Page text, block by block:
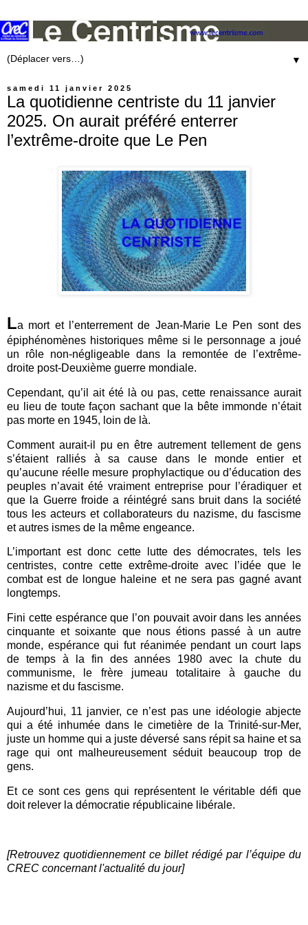
▼
samedi 11 janvier 2025
La quotidienne centriste du 11 janvier
2025. On aurait préféré enterrer
l’extrême-droite que Le Pen
La mort et l’enterrement de Jean-Marie Le Pen sont des
épiphénomènes historiques même si le personnage a joué
un rôle non-négligeable dans la remontée de l’extrême-
droite post-Deuxième guerre mondiale.
Cependant, qu’il ait été là ou pas, cette renaissance aurait
eu lieu de toute façon sachant que la bête immonde n’était
pas morte en 1945, loin de là.
Comment aurait-il pu en être autrement tellement de gens
s’étaient ralliés à sa cause dans le monde entier et
qu’aucune réelle mesure prophylactique ou d’éducation des
peuples n’avait été vraiment entreprise pour l’éradiquer et
que la Guerre froide a réintégré sans bruit dans la société
tous les acteurs et collaborateurs du nazisme, du fascisme
et autres ismes de la même engeance.
L’important est donc cette lutte des démocrates, tels les
centristes, contre cette extrême-droite avec l’idée que le
combat est de longue haleine et ne sera pas gagné avant
longtemps.
Fini cette espérance que l’on pouvait avoir dans les années
cinquante et soixante que nous étions passé à un autre
monde, espérance qui fut réanimée pendant un court laps
de temps à la fin des années 1980 avec la chute du
communisme, le frère jumeau totalitaire à gauche du
nazisme et du fascisme.
Aujourd’hui, 11 janvier, ce n’est pas une idéologie abjecte
qui a été inhumée dans le cimetière de la Trinité-sur-Mer,
juste un homme qui a juste déversé sans répit sa haine et sa
rage qui ont malheureusement séduit beaucoup trop de
gens.
Et ce sont ces gens qui représentent le véritable défi que
doit relever la démocratie républicaine libérale.
[Retrouvez quotidiennement ce billet rédigé par l’équipe du
CREC concernant l'actualité du jour]